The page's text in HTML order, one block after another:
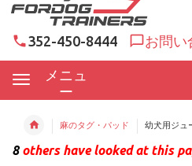
352-450-8444 お問い
メニュ
ー
麻のタグ・パッド 幼犬用ジュ
8others have looked at this